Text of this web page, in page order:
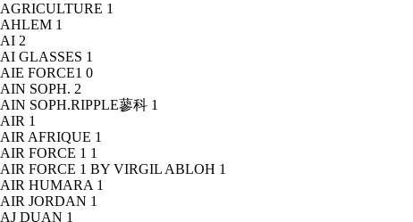
AGRICULTURE 1
AHLEM 1
AI 2
AI GLASSES 1
AIE FORCE1 0
AIN SOPH. 2
AIN SOPH.RIPPLE蓼科 1
AIR 1
AIR AFRIQUE 1
AIR FORCE 1 1
AIR FORCE 1 BY VIRGIL ABLOH 1
AIR HUMARA 1
AIR JORDAN 1
AJ DUAN 1